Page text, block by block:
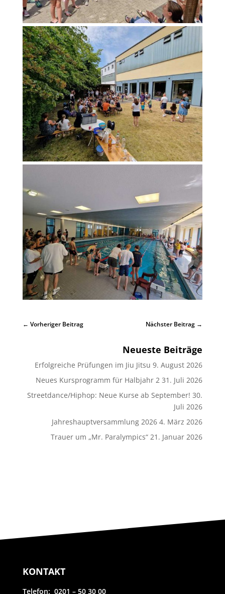
← Vorheriger Beitrag Nächster Beitrag →
Neueste Beiträge
Erfolgreiche Prüfungen im Jiu Jitsu 9. August 2026
Neues Kursprogramm für Halbjahr 2 31. Juli 2026
Streetdance/Hiphop: Neue Kurse ab September! 30.
Juli 2026
Jahreshauptversammlung 2026 4. März 2026
Trauer um „Mr. Paralympics“ 21. Januar 2026
KONTAKT
Telefon: 0201 – 50 30 00